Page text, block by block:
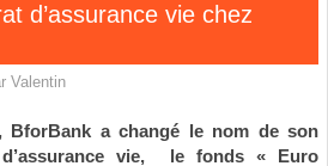
d’assurance vie chez
Valentin
BforBank a changé le nom de son
d’assurance vie, le fonds « Euro